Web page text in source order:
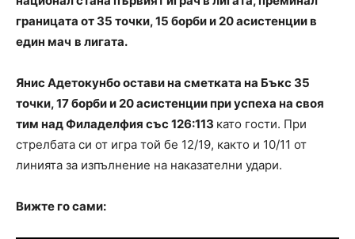
границата от 35 точки, 15 борби и 20 асистенции в
един мач в лигата.
Янис Адетокунбо остави на сметката на Бъкс 35
точки, 17 борби и 20 асистенции при успеха на своя
тим над Филаделфия със 126:113 като гости. При
стрелбата си от игра той бе 12/19, както и 10/11 от
линията за изпълнение на наказателни удари.
Вижте го сами: